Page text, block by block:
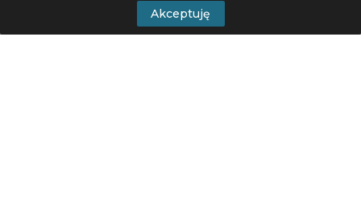
Akceptuję